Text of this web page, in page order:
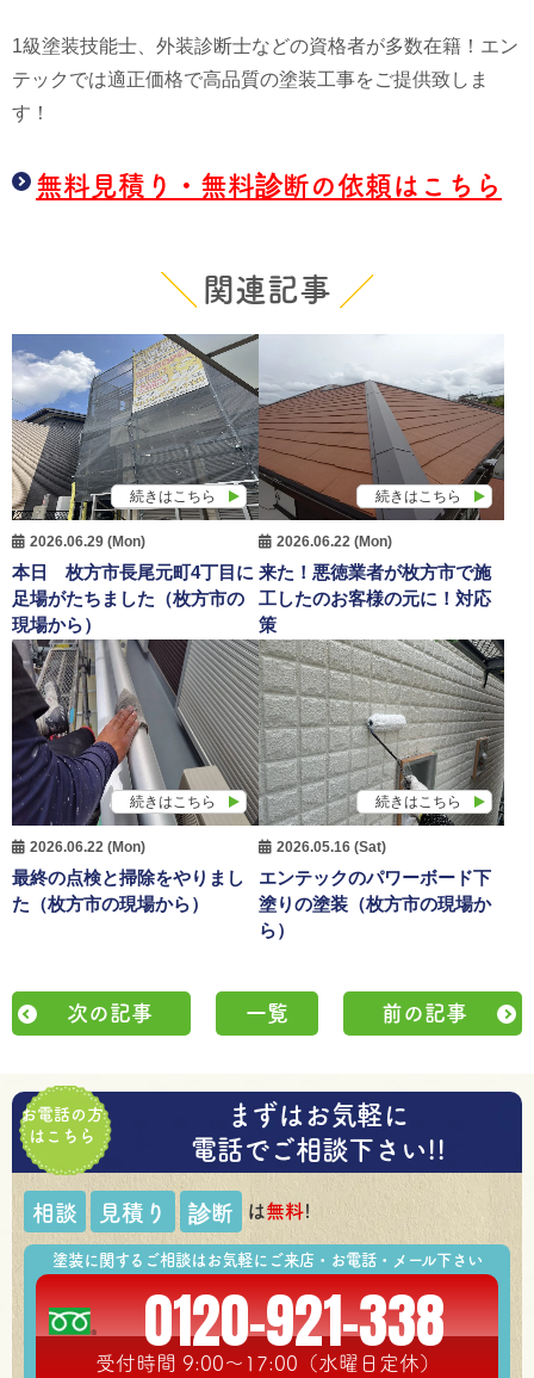
1級塗装技能士、外装診断士などの資格者が多数在籍！エン
テックでは適正価格で高品質の塗装工事をご提供致しま
す！
無料見積り・無料診断の依頼はこちら
関連記事
続きはこちら
2026.06.29 (Mon)
本日 枚方市長尾元町4丁目に
足場がたちました（枚方市の
現場から）
続きはこちら
2026.06.22 (Mon)
来た！悪徳業者が枚方市で施
工したのお客様の元に！対応
策
続きはこちら
2026.06.22 (Mon)
最終の点検と掃除をやりまし
た（枚方市の現場から）
続きはこちら
2026.05.16 (Sat)
エンテックのパワーボード下
塗りの塗装（枚方市の現場か
ら）
次の記事 一覧 前の記事
お電話の方
はこちら
まずはお気軽に
電話でご相談下さい!!
相談 見積り 診断 は無料!
塗装に関するご相談はお気軽にご来店・お電話・メール下さい
0120-921-338
受付時間 9:00～17:00（水曜日定休）